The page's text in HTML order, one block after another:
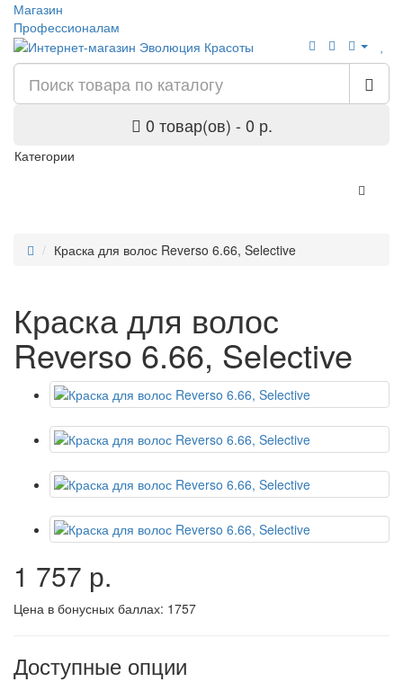
Магазин
Профессионалам
0 товар(ов) - 0 р.
Категории
Краска для волос Reverso 6.66, Selective
Краска для волос
Reverso 6.66, Selective
1 757 р.
Цена в бонусных баллах: 1757
Доступные опции